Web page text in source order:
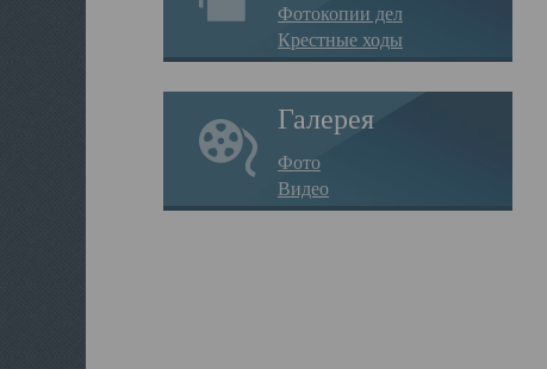
Фотокопии дел
Крестные ходы
Галерея
Фото
Видео